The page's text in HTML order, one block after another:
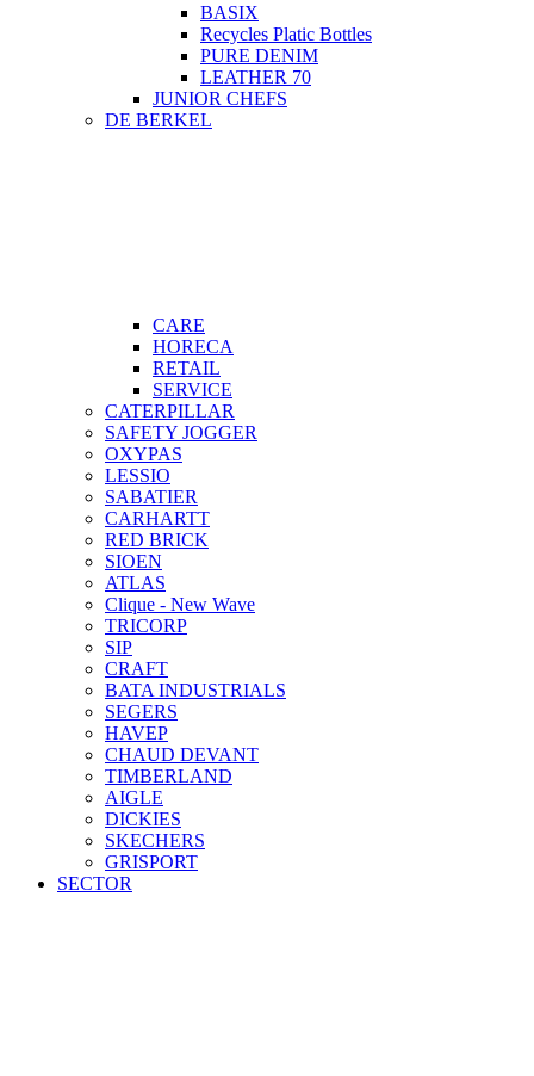
BASIX
Recycles Platic Bottles
PURE DENIM
LEATHER 70
JUNIOR CHEFS
DE BERKEL
CARE
HORECA
RETAIL
SERVICE
CATERPILLAR
SAFETY JOGGER
OXYPAS
LESSIO
SABATIER
CARHARTT
RED BRICK
SIOEN
ATLAS
Clique - New Wave
TRICORP
SIP
CRAFT
BATA INDUSTRIALS
SEGERS
HAVEP
CHAUD DEVANT
TIMBERLAND
AIGLE
DICKIES
SKECHERS
GRISPORT
SECTOR